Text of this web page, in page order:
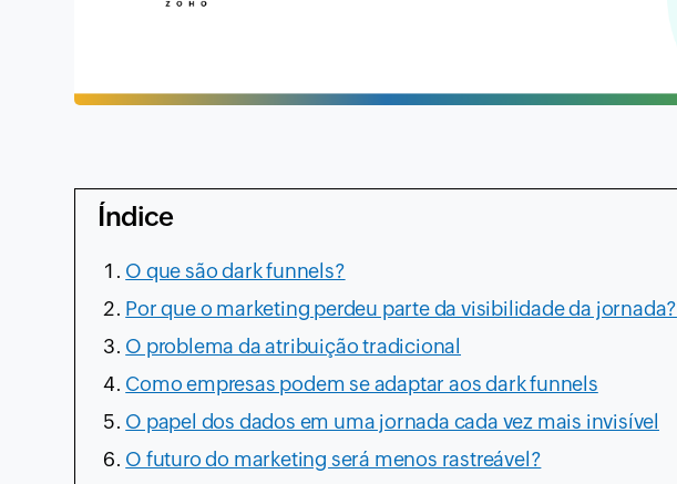
Índice
O que são dark funnels?
Por que o marketing perdeu parte da visibilidade da jornada?
O problema da atribuição tradicional
Como empresas podem se adaptar aos dark funnels
O papel dos dados em uma jornada cada vez mais invisível
O futuro do marketing será menos rastreável?